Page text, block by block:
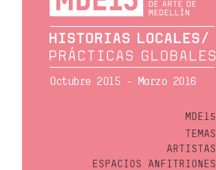
Octubre 2015 - Marzo 2016
MDE15
TEMAS
ARTISTAS
ESPACIOS ANFITRIONES